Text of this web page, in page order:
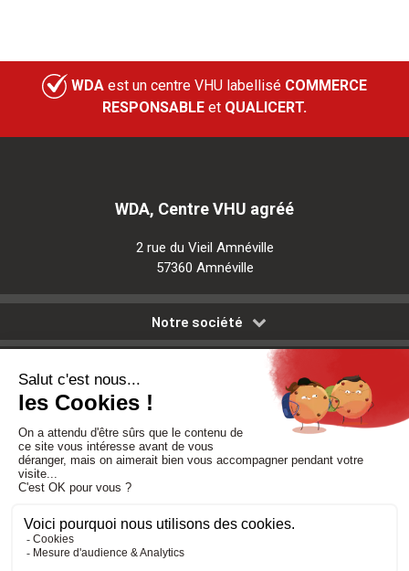
WDA est un centre VHU labellisé COMMERCE
RESPONSABLE et QUALICERT.
WDA, Centre VHU agréé
2 rue du Vieil Amnéville
57360 Amnéville
Notre société